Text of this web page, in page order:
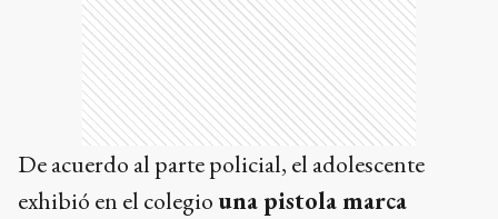
De acuerdo al parte policial, el adolescente
exhibió en el colegiouna pistola marca